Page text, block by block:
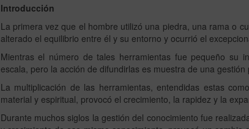
Introducción
La primera vez que el hombre utilizó una piedra, una rama o
alterado el equilibrio entre él y su entorno y ocurrió el
Mientras el número de tales herramientas fue pequeño su
escala, pero la acción de difundirlas es muestra de una
La multiplicación de las herramientas, entendidas estas
material y espiritual, provocó el crecimiento, la rapidez y la
Durante muchos siglos la gestión del conocimiento fue